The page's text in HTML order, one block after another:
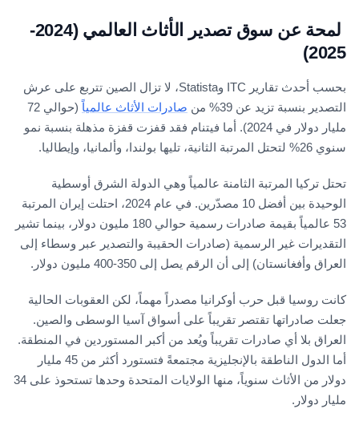
لمحة عن سوق تصدير الأثاث العالمي (2024-
2025)
بحسب أحدث تقارير ITC وStatista، لا تزال الصين تتربع على عرش
التصدير بنسبة تزيد عن 39% من
صادرات الأثاث عالمياً
(حوالي 72
مليار دولار في 2024). أما فيتنام فقد قفزت قفزة مذهلة بنسبة نمو
سنوي 26% لتحتل المرتبة الثانية، تليها بولندا، وألمانيا، وإيطاليا.
تحتل تركيا المرتبة الثامنة عالمياً وهي الدولة الشرق أوسطية
الوحيدة بين أفضل 10 مصدّرين. في عام 2024، احتلت إيران المرتبة
53 عالمياً بقيمة صادرات رسمية حوالي 180 مليون دولار، بينما تشير
التقديرات غير الرسمية (صادرات الحقيبة والتصدير عبر وسطاء إلى
العراق وأفغانستان) إلى أن الرقم يصل إلى 350-400 مليون دولار.
كانت روسيا قبل حرب أوكرانيا مصدراً مهماً، لكن العقوبات الحالية
جعلت صادراتها تقتصر تقريباً على أسواق آسيا الوسطى والصين.
العراق بلا أي صادرات تقريباً ويُعد من أكبر المستوردين في المنطقة.
أما الدول الناطقة بالإنجليزية مجتمعةً فتستورد أكثر من 45 مليار
دولار من الأثاث سنوياً، منها الولايات المتحدة وحدها تستحوذ على 34
مليار دولار.